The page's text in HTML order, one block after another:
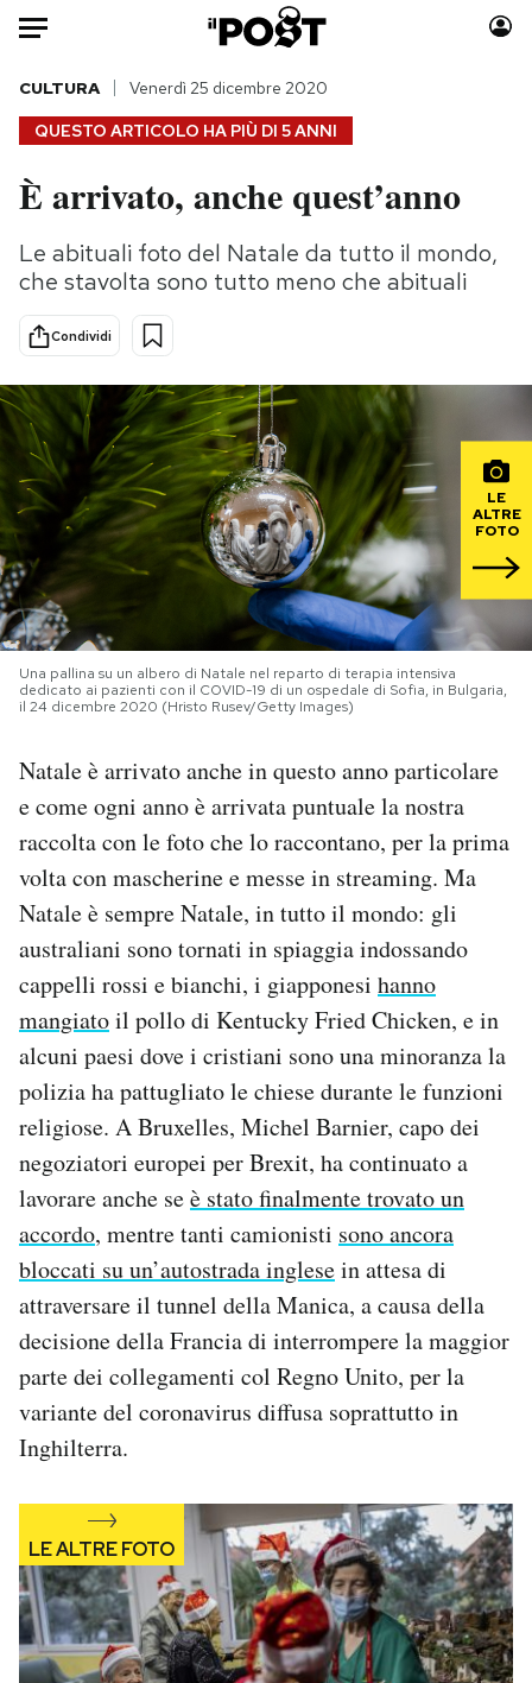
Auto
HOME
Italia
Politica
Internet
Cultura
Economia
Sport
Moda
Consumismi
Altrecose
Mondiali calcio 2026
PODCAST
NEWSLETTER
SHOP
CALENDARIO
Area Personale
Newsletter
Notifiche mobile
Esci
QUESTO ARTICOLO HA PIÙ DI 5 ANNI
CULTURA Venerdì 25 dicembre 2020
È arrivato, anche quest’anno
Le abituali foto del Natale da tutto il mondo,
che stavolta sono tutto meno che abituali
Condividi
LE
ALTRE
FOTO
Una pallina su un albero di Natale nel reparto di terapia intensiva
dedicato ai pazienti con il COVID-19 di un ospedale di Sofia, in Bulgaria,
il 24 dicembre 2020 (Hristo Rusev/Getty Images)
Natale è arrivato anche in questo anno particolare
e come ogni anno è arrivata puntuale la nostra
raccolta con le foto che lo raccontano, per la prima
volta con mascherine e messe in streaming. Ma
Natale è sempre Natale, in tutto il mondo: gli
australiani sono tornati in spiaggia indossando
cappelli rossi e bianchi, i giapponesi hanno
mangiatoil pollo di Kentucky Fried Chicken, e in
alcuni paesi dove i cristiani sono una minoranza la
polizia ha pattugliato le chiese durante le funzioni
religiose. A Bruxelles, Michel Barnier, capo dei
negoziatori europei per Brexit, ha continuato a
lavorare anche seè stato finalmente trovato un
accordo, mentre tanti camionisti sono ancora
bloccati su un’autostrada inglesein attesa di
attraversare il tunnel della Manica, a causa della
decisione della Francia di interrompere la maggior
parte dei collegamenti col Regno Unito, per la
variante del coronavirus diffusa soprattutto in
Inghilterra.